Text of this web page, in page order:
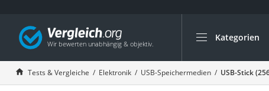
Kategorien
Die beliebtesten
Elektronik
Powerstation
Tests & Vergleiche Elektronik USB-Speichermedien USB-Stick